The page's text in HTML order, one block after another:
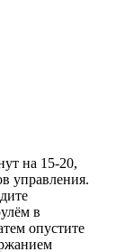
на 15-20,
управления.
в
опустите